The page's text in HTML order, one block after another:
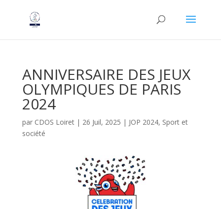
ANNIVERSAIRE DES JEUX
OLYMPIQUES DE PARIS
2024
par CDOS Loiret| 26 Juil, 2025 | JOP 2024, Sport et
société